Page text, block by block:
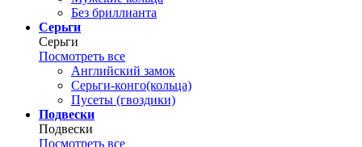
Без бриллианта
Серьги
Серьги
Посмотреть все
Английский замок
Серьги-конго(кольца)
Пусеты (гвоздики)
Подвески
Подвески
Посмотреть все